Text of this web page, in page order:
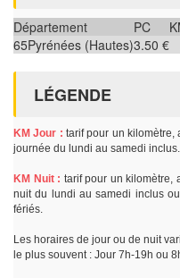
Département PC
65Pyrénées (Hautes)3.50 €
LÉGENDE
KM Jour : tarif pour un kilomètre,
journée du lundi au samedi inclus.
KM Nuit : tarif pour un kilomètre,
nuit du lundi au samedi inclus
fériés.
Les horaires de jour ou de nuit
le plus souvent : Jour 7h-19h ou